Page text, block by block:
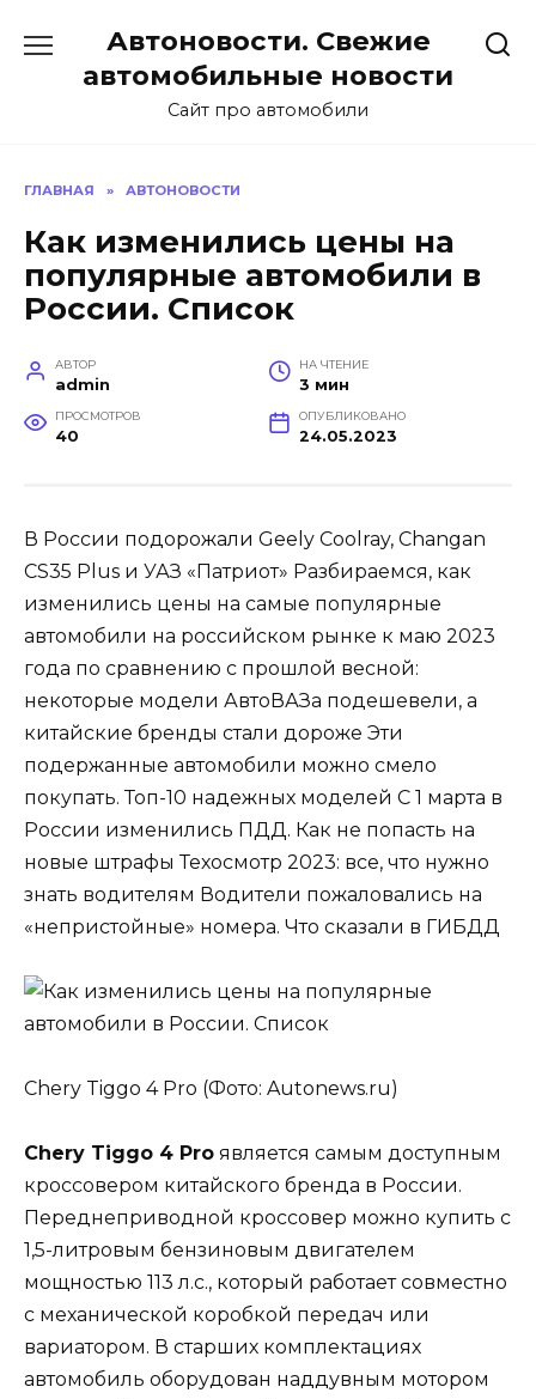
содержанию
Автоновости. Свежие
автомобильные новости
Сайт про автомобили
ГЛАВНАЯ » АВТОНОВОСТИ
Как изменились цены на
популярные автомобили в
России. Список
АВТОР
admin
НА ЧТЕНИЕ
3 мин
ПРОСМОТРОВ
40
ОПУБЛИКОВАНО
24.05.2023
В России подорожали Geely Coolray, Changan
CS35 Plus и УАЗ «Патриот» Разбираемся, как
изменились цены на самые популярные
автомобили на российском рынке к маю 2023
года по сравнению с прошлой весной:
некоторые модели АвтоВАЗа подешевели, а
китайские бренды стали дороже Эти
подержанные автомобили можно смело
покупать. Топ-10 надежных моделей С 1 марта в
России изменились ПДД. Как не попасть на
новые штрафы Техосмотр 2023: все, что нужно
знать водителям Водители пожаловались на
«непристойные» номера. Что сказали в ГИБДД
Chery Tiggo 4 Pro (Фото: Autonews.ru)
Chery Tiggo 4 Pro является самым доступным
кроссовером китайского бренда в России.
Переднеприводной кроссовер можно купить с
1,5-литровым бензиновым двигателем
мощностью 113 л.с., который работает совместно
с механической коробкой передач или
вариатором. В старших комплектациях
автомобиль оборудован наддувным мотором